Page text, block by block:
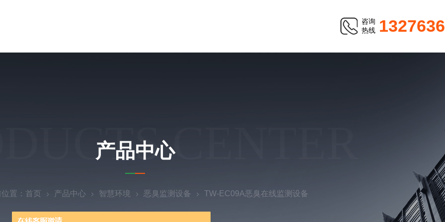
咨询
热线
CENTER
产品中心
置： 首页 产品中心 智慧环境 恶臭监测设备 TW-EC09A恶臭在线监测设备